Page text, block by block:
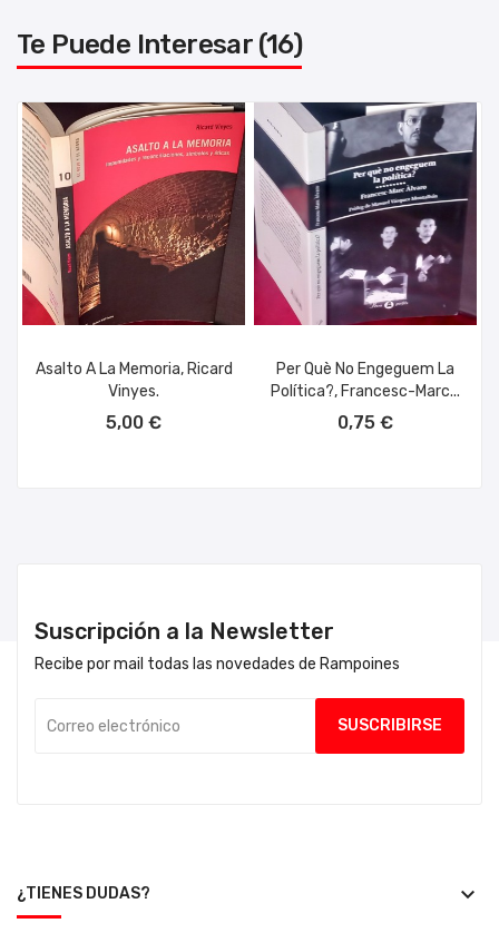
Te Puede Interesar (16)
Asalto A La Memoria, Ricard
Vinyes.
5,00 €
Per Què No Engeguem La
Política?, Francesc-Marc...
0,75 €
Suscripción a la Newsletter
Recibe por mail todas las novedades de Rampoines
¿TIENES DUDAS? keyboard_arrow_down